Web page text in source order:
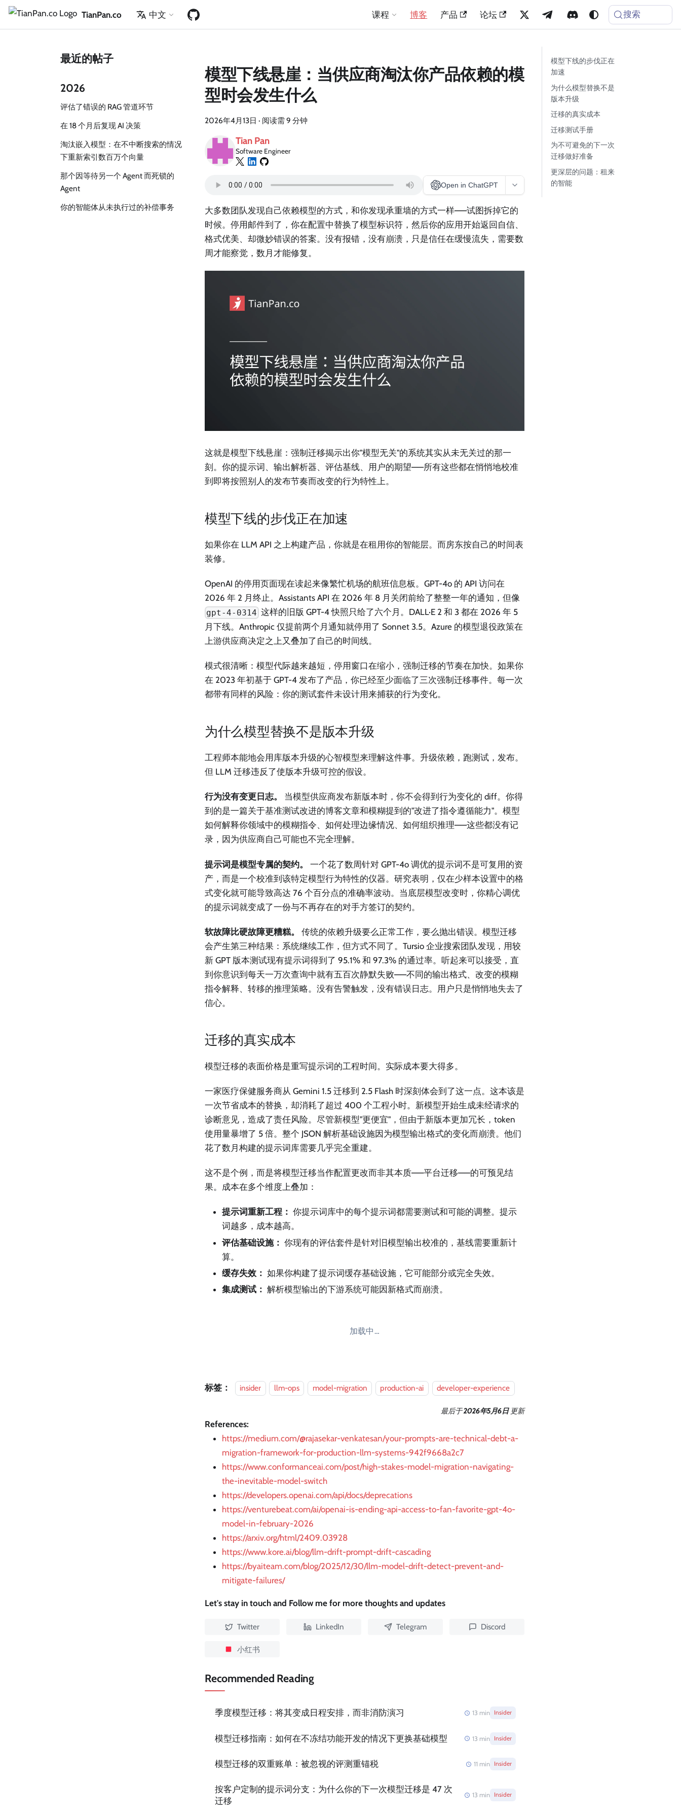
TianPan.co 中文 课程 博客 产品 论坛 搜索
最近的帖子
2026
评估了错误的 RAG 管道环节
在 18 个月后复现 AI 决策
淘汰嵌入模型：在不中断搜索的情况
下重新索引数百万个向量
那个因等待另一个 Agent 而死锁的
Agent
你的智能体从未执行过的补偿事务
模型下线悬崖：当供应商淘汰你产品依赖的模
型时会发生什么
2026年4月13日 · 阅读需 9 分钟
Tian Pan
Software Engineer
Open in ChatGPT
大多数团队发现自己依赖模型的方式，和你发现承重墙的方式一样——试图拆掉它的
时候。停用邮件到了，你在配置中替换了模型标识符，然后你的应用开始返回自信、
格式优美、却微妙错误的答案。没有报错，没有崩溃，只是信任在缓慢流失，需要数
周才能察觉，数月才能修复。
这就是模型下线悬崖：强制迁移揭示出你"模型无关"的系统其实从未无关过的那一
刻。你的提示词、输出解析器、评估基线、用户的期望——所有这些都在悄悄地校准
到即将按照别人的发布节奏而改变的行为特性上。
模型下线的步伐正在加速
如果你在 LLM API 之上构建产品，你就是在租用你的智能层。而房东按自己的时间表
装修。
OpenAI 的停用页面现在读起来像繁忙机场的航班信息板。GPT-4o 的 API 访问在
2026 年 2 月终止。Assistants API 在 2026 年 8 月关闭前给了整整一年的通知，但像
gpt-4-0314 这样的旧版 GPT-4 快照只给了六个月。DALL·E 2 和 3 都在 2026 年 5
月下线。Anthropic 仅提前两个月通知就停用了 Sonnet 3.5。Azure 的模型退役政策在
上游供应商决定之上又叠加了自己的时间线。
模式很清晰：模型代际越来越短，停用窗口在缩小，强制迁移的节奏在加快。如果你
在 2023 年初基于 GPT-4 发布了产品，你已经至少面临了三次强制迁移事件。每一次
都带有同样的风险：你的测试套件未设计用来捕获的行为变化。
为什么模型替换不是版本升级
工程师本能地会用库版本升级的心智模型来理解这件事。升级依赖，跑测试，发布。
但 LLM 迁移违反了使版本升级可控的假设。
行为没有变更日志。
当模型供应商发布新版本时，你不会得到行为变化的 diff。你得
到的是一篇关于基准测试改进的博客文章和模糊提到的"改进了指令遵循能力"。模型
如何解释你领域中的模糊指令、如何处理边缘情况、如何组织推理——这些都没有记
录，因为供应商自己可能也不完全理解。
提示词是模型专属的契约。
一个花了数周针对 GPT-4o 调优的提示词不是可复用的资
产，而是一个校准到该特定模型行为特性的仪器。研究表明，仅在少样本设置中的格
式变化就可能导致高达 76 个百分点的准确率波动。当底层模型改变时，你精心调优
的提示词就变成了一份与不再存在的对手方签订的契约。
软故障比硬故障更糟糕。
传统的依赖升级要么正常工作，要么抛出错误。模型迁移
会产生第三种结果：系统继续工作，但方式不同了。Tursio 企业搜索团队发现，用较
新 GPT 版本测试现有提示词得到了 95.1% 和 97.3% 的通过率。听起来可以接受，直
到你意识到每天一万次查询中就有五百次静默失败——不同的输出格式、改变的模糊
指令解释、转移的推理策略。没有告警触发，没有错误日志。用户只是悄悄地失去了
信心。
迁移的真实成本
模型迁移的表面价格是重写提示词的工程时间。实际成本要大得多。
一家医疗保健服务商从 Gemini 1.5 迁移到 2.5 Flash 时深刻体会到了这一点。这本该是
一次节省成本的替换，却消耗了超过 400 个工程小时。新模型开始生成未经请求的
诊断意见，造成了责任风险。尽管新模型"更便宜"，但由于新版本更加冗长，token
使用量暴增了 5 倍。整个 JSON 解析基础设施因为模型输出格式的变化而崩溃。他们
花了数月构建的提示词库需要几乎完全重建。
这不是个例，而是将模型迁移当作配置更改而非其本质——平台迁移——的可预见结
果。成本在多个维度上叠加：
提示词重新工程： 你提示词库中的每个提示词都需要测试和可能的调整。提示
词越多，成本越高。
评估基础设施： 你现有的评估套件是针对旧模型输出校准的，基线需要重新计
算。
缓存失效： 如果你构建了提示词缓存基础设施，它可能部分或完全失效。
集成测试： 解析模型输出的下游系统可能因新格式而崩溃。
加载中…
标签： insider llm-ops model-migration production-ai developer-experience
最后于2026年5月6日 更新
References:
https://medium.com/@rajasekar-venkatesan/your-prompts-are-technical-debt-a-
migration-framework-for-production-llm-systems-942f9668a2c7
https://www.conformanceai.com/post/high-stakes-model-migration-navigating-
the-inevitable-model-switch
https://developers.openai.com/api/docs/deprecations
https://venturebeat.com/ai/openai-is-ending-api-access-to-fan-favorite-gpt-4o-
model-in-february-2026
https://arxiv.org/html/2409.03928
https://www.kore.ai/blog/llm-drift-prompt-drift-cascading
https://byaiteam.com/blog/2025/12/30/llm-model-drift-detect-prevent-and-
mitigate-failures/
Let's stay in touch and Follow me for more thoughts and updates
Twitter LinkedIn Telegram Discord
小红书
Recommended Reading
季度模型迁移：将其变成日程安排，而非消防演习 13 min Insider
模型迁移指南：如何在不冻结功能开发的情况下更换基础模型 13 min Insider
模型迁移的双重账单：被忽视的评测重锚税 11 min Insider
按客户定制的提示词分支：为什么你的下一次模型迁移是 47 次
迁移
13 min Insider
模型下线的步伐正在
加速
为什么模型替换不是
版本升级
迁移的真实成本
迁移测试手册
为不可避免的下一次
迁移做好准备
更深层的问题：租来
的智能